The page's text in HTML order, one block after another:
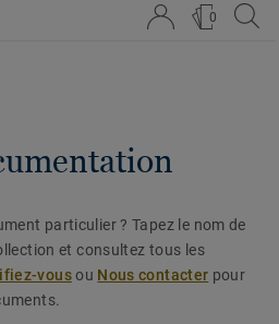
0
particulier ? Tapez le nom de
et consultez tous les
vousou Nous contacter pour